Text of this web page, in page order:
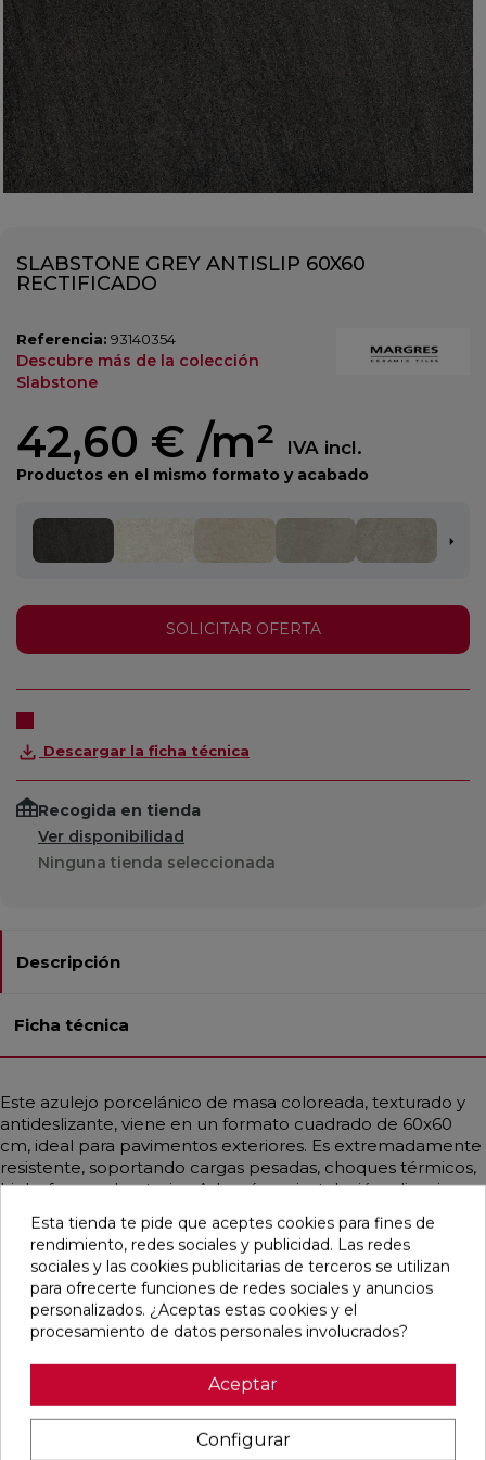
SLABSTONE GREY ANTISLIP 60X60
RECTIFICADO
Referencia: 93140354
Descubre más de la colección
Slabstone
42,60 € /m² IVA incl.
Productos en el mismo formato y acabado
SOLICITAR OFERTA
Descargar la ficha técnica
Recogida en tienda
Ver disponibilidad
Ninguna tienda seleccionada
Descripción
Ficha técnica
Este azulejo porcelánico de masa coloreada, texturado y
antideslizante, viene en un formato cuadrado de 60x60
cm, ideal para pavimentos exteriores. Es extremadamente
resistente, soportando cargas pesadas, choques térmicos,
hielo, fuego y bacterias. Además, su instalación y limpieza
son muy sencillas. Con un estilo contemporáneo que
mezcla lo industrial y mediterráneo, emula la apariencia de
la piedra en un elegante tono gris medio.
Pensamos que te puede interesar
favorite favorite favorite favorite
Esta tienda te pide que aceptes cookies para fines de
rendimiento, redes sociales y publicidad. Las redes
sociales y las cookies publicitarias de terceros se utilizan
para ofrecerte funciones de redes sociales y anuncios
personalizados. ¿Aceptas estas cookies y el
procesamiento de datos personales involucrados?
Aceptar
Configurar